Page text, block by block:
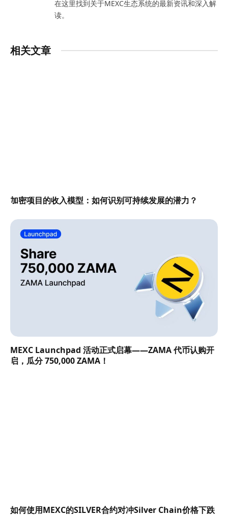
在这里找到关于MEXC生态系统的最新资讯和深入解
读。
相关文章
加密项目的收入模型：如何识别可持续发展的潜力？
MEXC Launchpad 活动正式启幕——ZAMA 代币认购开
启，瓜分 750,000 ZAMA！
如何使用MEXC的SILVER合约对冲Silver Chain价格下跌